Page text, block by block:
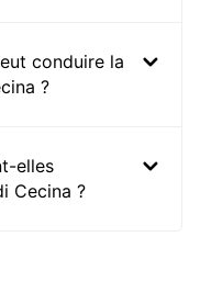
conduire la
?
elles
Cecina ?